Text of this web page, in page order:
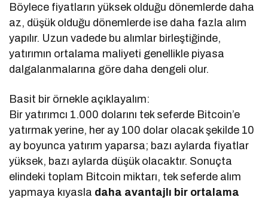
Böylece fiyatların yüksek olduğu dönemlerde daha
az, düşük olduğu dönemlerde ise daha fazla alım
yapılır. Uzun vadede bu alımlar birleştiğinde,
yatırımın ortalama maliyeti genellikle piyasa
dalgalanmalarına göre daha dengeli olur.
Basit bir örnekle açıklayalım:
Bir yatırımcı 1.000 dolarını tek seferde Bitcoin’e
yatırmak yerine, her ay 100 dolar olacak şekilde 10
ay boyunca yatırım yaparsa; bazı aylarda fiyatlar
yüksek, bazı aylarda düşük olacaktır. Sonuçta
elindeki toplam Bitcoin miktarı, tek seferde alım
yapmaya kıyasla daha avantajlı bir ortalama